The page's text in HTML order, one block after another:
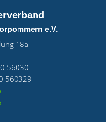
e.V.
18a
56030
560329